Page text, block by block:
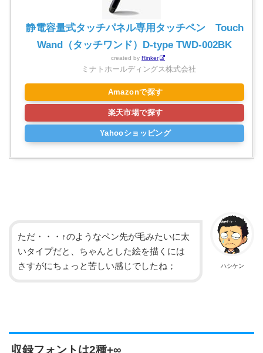
静電容量式タッチパネル専用タッチペン Touch
Wand（タッチワンド）D-type TWD-002BK
created by Rinker
ミナトホールディングス株式会社
Amazonで探す
楽天市場で探す
Yahooショッピング
ハシケン
ただ・・・↑のようなペン先が毛みたいに太
いタイプだと、ちゃんとした絵を描くには
さすがにちょっと苦しい感じでしたね；
収録フォントは2種+∞